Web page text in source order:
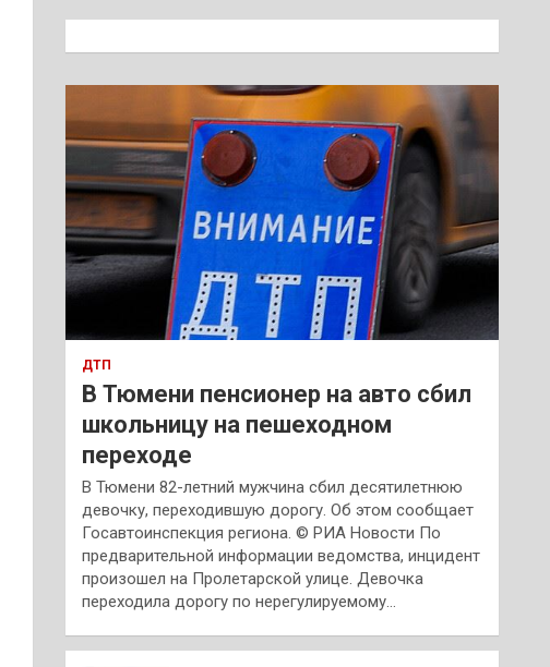
к
ДТП
В Тюмени пенсионер на авто сбил
школьницу на пешеходном
переходе
В Тюмени 82-летний мужчина сбил десятилетнюю
девочку, переходившую дорогу. Об этом сообщает
Госавтоинспекция региона. © РИА Новости По
предварительной информации ведомства, инцидент
произошел на Пролетарской улице. Девочка
переходила дорогу по нерегулируемому…